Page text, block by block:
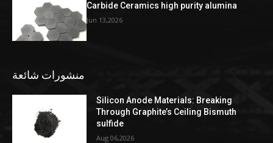
Carbide Ceramics high purity alumina
Jun 13,2026
منشورات شائعة
Silicon Anode Materials: Breaking
Through Graphite’s Ceiling Bismuth
sulfide
Aug 06,2026